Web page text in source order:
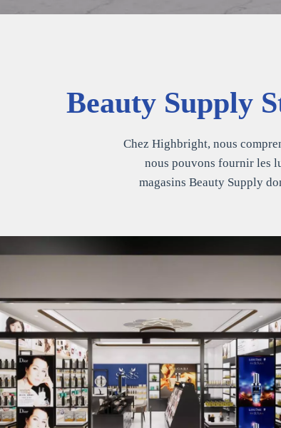
Beauty Supply
Chez Highbright, nous
nous pouvons fournir les
magasins Beauty Supply